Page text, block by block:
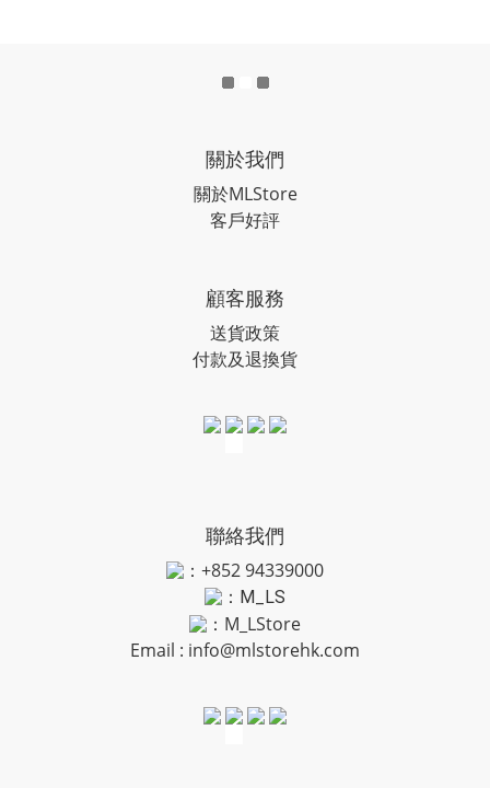
關於我們
關於MLStore
客戶好評
顧客服務
送貨政策
付款及退換貨
聯絡我們
：+852 94339000
： M_LS
：M_LStore
Email : info@mlstorehk.com